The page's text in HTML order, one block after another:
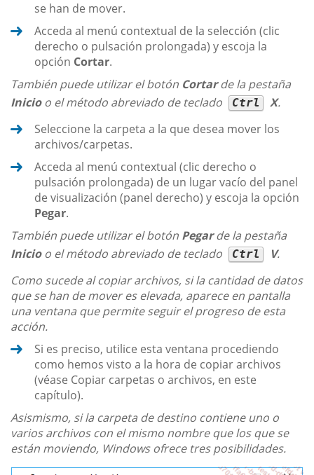
se han de mover.
Acceda al menú contextual de la selección (clic
derecho o pulsación prolongada) y escoja la
opción Cortar.
También puede utilizar el botón Cortarde la pestaña
Inicioo el método abreviado de teclado Ctrl X.
Seleccione la carpeta a la que desea mover los
archivos/carpetas.
Acceda al menú contextual (clic derecho o
pulsación prolongada) de un lugar vacío del panel
de visualización (panel derecho) y escoja la opción
Pegar.
También puede utilizar el botón Pegarde la pestaña
Inicioo el método abreviado de teclado Ctrl V.
Como sucede al copiar archivos, si la cantidad de datos
que se han de mover es elevada, aparece en pantalla
una ventana que permite seguir el progreso de esta
acción.
Si es preciso, utilice esta ventana procediendo
como hemos visto a la hora de copiar archivos
(véase Copiar carpetas o archivos, en este
capítulo).
Asismismo, si la carpeta de destino contiene uno o
varios archivos con el mismo nombre que los que se
están moviendo, Windows ofrece tres posibilidades.